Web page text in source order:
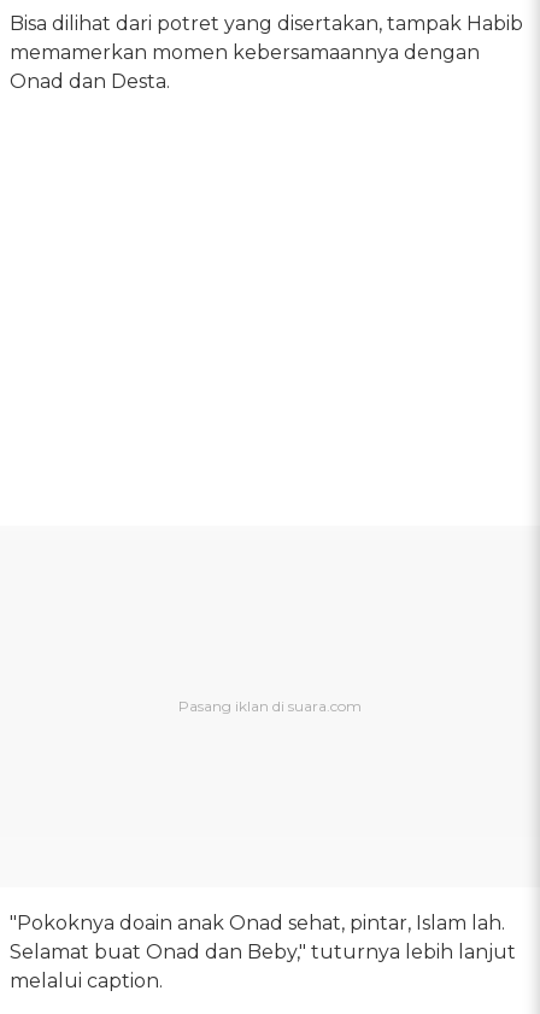
Bisa dilihat dari potret yang disertakan, tampak Habib
memamerkan momen kebersamaannya dengan
Onad dan Desta.
"Pokoknya doain anak Onad sehat, pintar, Islam lah.
Selamat buat Onad dan Beby," tuturnya lebih lanjut
melalui caption.